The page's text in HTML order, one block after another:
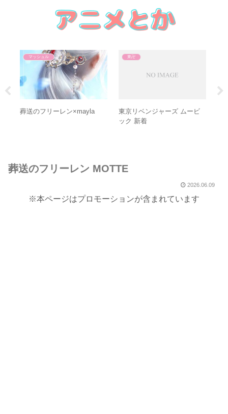
マッシュル
葬送のフリーレン×mayla
東卍
東京リベンジャーズ ムービ
ック 新着
葬送のフリーレン MOTTE
2026.06.09
※本ページはプロモーションが含まれています